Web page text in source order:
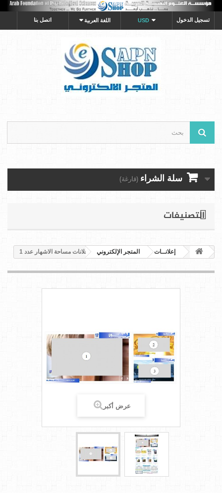
تسجيل الدخول USD اللغة العربية اتصل بنا
سلة الشراء (فارغة)
التصنيفات
إعلانــات المتجر الإلكتروني اعلانات مساحة الاشهار عدد 1
عرض أكبر